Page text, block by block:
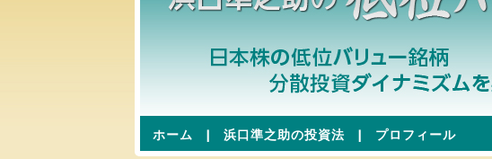
ホーム | 浜口準之助の投資法 | プロフィール